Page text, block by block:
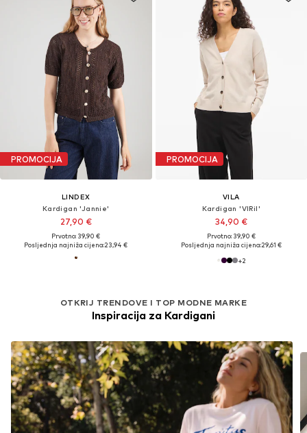
PROMOCIJA
LINDEX
Kardigan 'Jannie'
27,90 €
Prvotno: 39,90 €
Posljednja najniža cijena:23,94 €
PROMOCIJA
VILA
Kardigan 'VIRil'
34,90 €
Prvotno: 39,90 €
Posljednja najniža cijena:29,61 €
+2
OTKRIJ TRENDOVE I TOP MODNE MARKE
Inspiracija za Kardigani